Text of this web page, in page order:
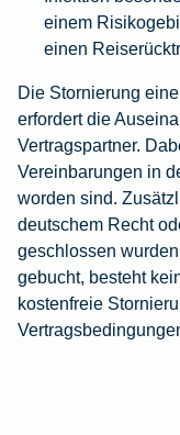
einem
einen
Die Stornierung
erfordert die
Vertragspartner.
Vereinbarungen in
worden sind.
deutschem Recht
geschlossen
gebucht, besteht
kostenfreie